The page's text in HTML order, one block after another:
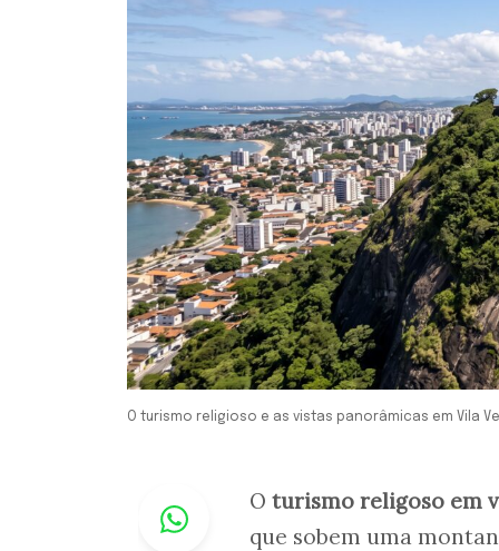
O turismo religioso e as vistas panorâmicas em Vila
Whastapp
O turismo religoso em
que sobem uma